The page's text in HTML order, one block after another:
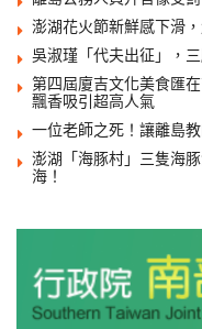
澎湖花火節新鮮感下滑
吳淑瑾「代夫出征」，
第四屆廈吉文化美食匯
飄香吸引超高人氣
一位老師之死！讓離島
澎湖「海豚村」三隻海
海！